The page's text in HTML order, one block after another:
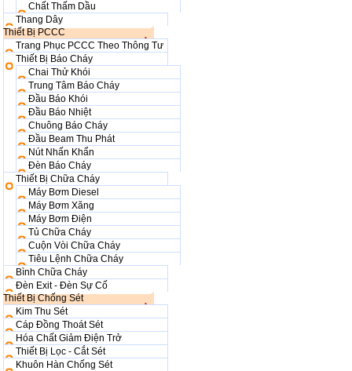
Chất Thấm Dầu
Thang Dây
Thiết Bị PCCC
Trang Phục PCCC Theo Thông Tư
Thiết Bị Báo Cháy
Chai Thử Khói
Trung Tâm Báo Cháy
Đầu Báo Khói
Đầu Báo Nhiệt
Chuông Báo Cháy
Đầu Beam Thu Phát
Nút Nhấn Khẩn
Đèn Báo Cháy
Thiết Bị Chữa Cháy
Máy Bơm Diesel
Máy Bơm Xăng
Máy Bơm Điện
Tủ Chữa Cháy
Cuộn Vòi Chữa Cháy
Tiêu Lệnh Chữa Cháy
Bình Chữa Cháy
Đèn Exit - Đèn Sự Cố
Thiết Bị Chống Sét
Kim Thu Sét
Cáp Đồng Thoát Sét
Hóa Chất Giảm Điện Trở
Thiết Bị Lọc - Cắt Sét
Khuôn Hàn Chống Sét